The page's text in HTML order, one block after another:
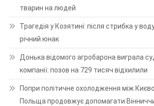
тварин на людей
Трагедія у Козятині: після стрибка у
річний юнак
Донька відомого агробарона виграла
компанії: позов на 729 тисяч відхилили
Попри політичне охолодження між
Польща продовжує допомагати